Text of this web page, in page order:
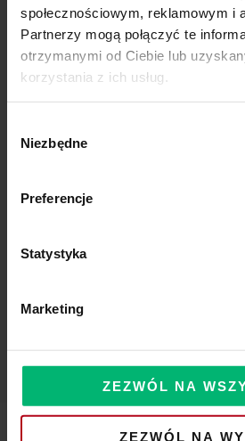
społecznościowym, reklamowym i
Partnerzy mogą połączyć te
otrzymanymi od Ciebie lub
korzystania z ich usług.
zgody
Niezbędne
Preferencje
Statystyka
Marketing
ZEZWÓL NA
ZEZWÓL NA
Ostatnie wpisy
SZAMAŃSKA SZKOŁA ŻYCIA
Czy Masz W Portfelu Pożeracza